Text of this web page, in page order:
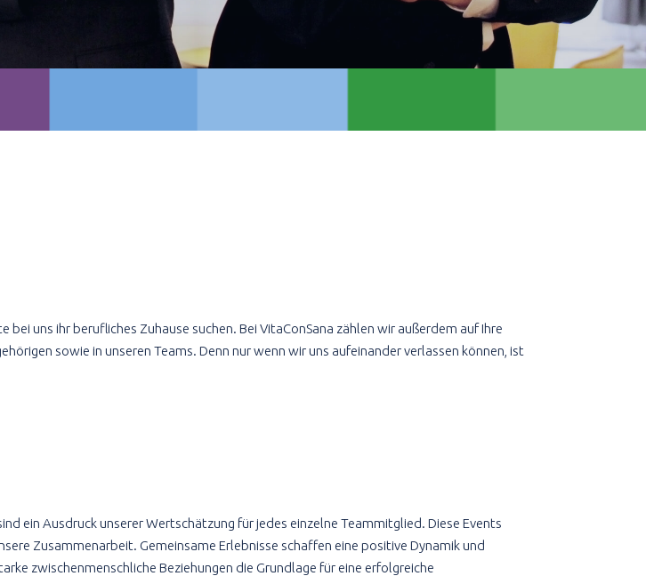
bei uns ihr berufliches Zuhause suchen. Bei VitaConSana zählen wir außerdem auf Ihre
sowie in unseren Teams. Denn nur wenn wir uns aufeinander verlassen können, ist
ein Ausdruck unserer Wertschätzung für jedes einzelne Teammitglied. Diese Events
Zusammenarbeit. Gemeinsame Erlebnisse schaffen eine positive Dynamik und
zwischenmenschliche Beziehungen die Grundlage für eine erfolgreiche